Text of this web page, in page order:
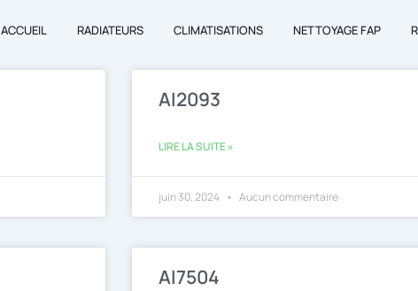
ACCUEIL RADIATEURS CLIMATISATIONS NETTOYAGE FAP
AI2093
LIRE LA SUITE »
juin 30, 2024 Aucun commentaire
AI7504